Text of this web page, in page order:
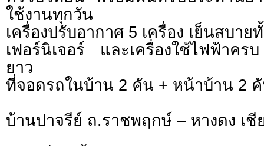
ใช้งานทุกวัน
เครื่องปรับอากาศ 5 เครื่อง เย็นสบาย
เฟอร์นิเจอร์ และเครื่องใช้ไฟฟ้าคร
ยาว
ที่จอดรถในบ้าน 2 คัน + หน้าบ้าน 2
บ้านปาจรีย์ ถ.ราชพฤกษ์ – หางดง เชี